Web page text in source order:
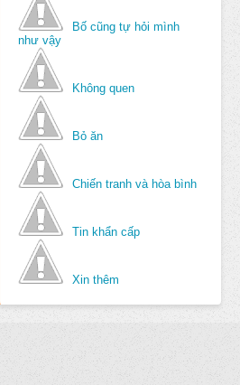
Bố cũng tự hỏi mình
như vậy
Không quen
Bỏ ăn
Chiến tranh và hòa bình
Tin khẩn cấp
Xin thêm